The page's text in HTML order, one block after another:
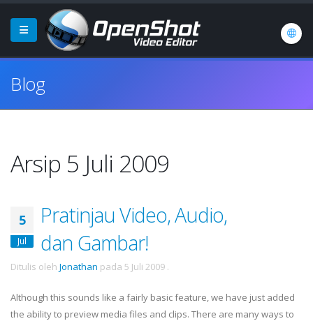
Blog
Arsip 5 Juli 2009
5
Jul
Pratinjau Video, Audio,
dan Gambar!
Ditulis oleh Jonathan pada 5 Juli 2009 .
Although this sounds like a fairly basic feature, we have just added
the ability to preview media files and clips. There are many ways to